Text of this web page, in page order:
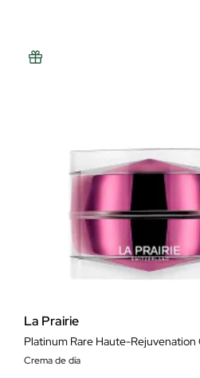
La Prairie
Platinum Rare Haute-Rejuvenation
Crema de día